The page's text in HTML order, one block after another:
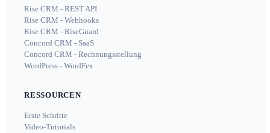
Rise CRM - REST API
Rise CRM - Webhooks
Rise CRM - RiseGuard
Concord CRM - SaaS
Concord CRM - Rechnungsstellung
WordPress - WordFex
RESSOURCEN
Erste Schritte
Video-Tutorials